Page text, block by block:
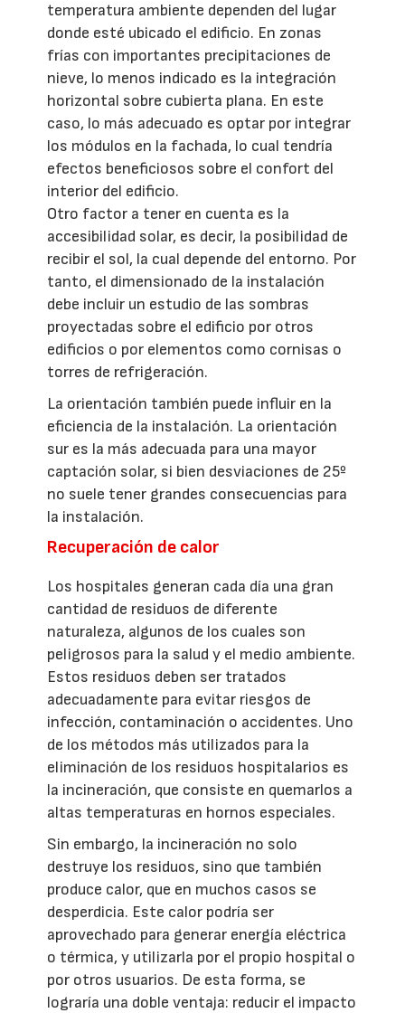
temperatura ambiente dependen del lugar
donde esté ubicado el edificio. En zonas
frías con importantes precipitaciones de
nieve, lo menos indicado es la integración
horizontal sobre cubierta plana. En este
caso, lo más adecuado es optar por integrar
los módulos en la fachada, lo cual tendría
efectos beneficiosos sobre el confort del
interior del edificio.
Otro factor a tener en cuenta es la
accesibilidad solar, es decir, la posibilidad de
recibir el sol, la cual depende del entorno. Por
tanto, el dimensionado de la instalación
debe incluir un estudio de las sombras
proyectadas sobre el edificio por otros
edificios o por elementos como cornisas o
torres de refrigeración.
La orientación también puede influir en la
eficiencia de la instalación. La orientación
sur es la más adecuada para una mayor
captación solar, si bien desviaciones de 25º
no suele tener grandes consecuencias para
la instalación.
Recuperación de calor
Los hospitales generan cada día una gran
cantidad de residuos de diferente
naturaleza, algunos de los cuales son
peligrosos para la salud y el medio ambiente.
Estos residuos deben ser tratados
adecuadamente para evitar riesgos de
infección, contaminación o accidentes. Uno
de los métodos más utilizados para la
eliminación de los residuos hospitalarios es
la incineración, que consiste en quemarlos a
altas temperaturas en hornos especiales.
Sin embargo, la incineración no solo
destruye los residuos, sino que también
produce calor, que en muchos casos se
desperdicia. Este calor podría ser
aprovechado para generar energía eléctrica
o térmica, y utilizarla por el propio hospital o
por otros usuarios. De esta forma, se
lograría una doble ventaja: reducir el impacto